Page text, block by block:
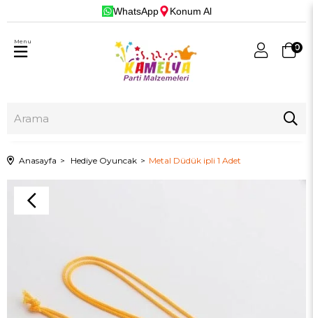
WhatsApp Konum Al
0
Menu
Anasayfa Hediye Oyuncak Metal Düdük ipli 1 Adet